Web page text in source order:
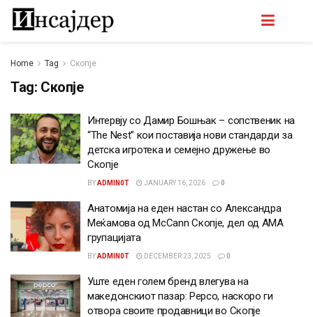
Home Tag Скопје
Tag: Скопје
Интервју со Дамир Бошњак – сопственик на
“The Nest” кои поставија нови стандарди за
детска игротека и семејно дружење во
Скопје
BYADMIN0T JANUARY 16, 2026 0
Анатомија на еден настан со Александра
Меќамова од McCann Скопје, дел од АМА
групацијата
BYADMIN0T DECEMBER 23, 2025 0
Уште еден голем бренд влегува на
македонскиот пазар: Pepco, наскоро ги
отвора своите продавници во Скопје